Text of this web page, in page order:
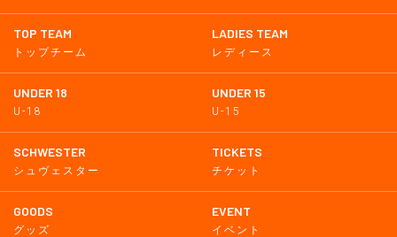
TOP TEAM
トップチーム
LADIES TEAM
レディース
UNDER 18
U-18
UNDER 15
U-15
SCHWESTER
シュヴェスター
TICKETS
チケット
GOODS
グッズ
EVENT
イベント